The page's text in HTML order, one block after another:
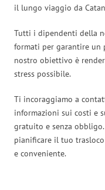
il lungo viaggio da
Tutti i dipendenti della
formati per garantire un
nostro obiettivo è
stress possibile.
Ti incoraggiamo a
informazioni sui costi e
gratuito e senza
pianificare il tuo
e conveniente.